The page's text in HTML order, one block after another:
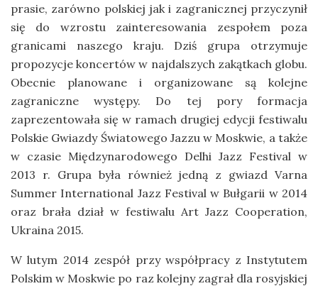
prasie, zarówno polskiej jak i zagranicznej przyczynił
się do wzrostu zainteresowania zespołem poza
granicami naszego kraju. Dziś grupa otrzymuje
propozycje koncertów w najdalszych zakątkach globu.
Obecnie planowane i organizowane są kolejne
zagraniczne występy. Do tej pory formacja
zaprezentowała się w ramach drugiej edycji festiwalu
Polskie Gwiazdy Światowego Jazzu w Moskwie, a także
w czasie Międzynarodowego Delhi Jazz Festival w
2013 r. Grupa była również jedną z gwiazd Varna
Summer International Jazz Festival w Bułgarii w 2014
oraz brała dział w festiwalu Art Jazz Cooperation,
Ukraina 2015.
W lutym 2014 zespół przy współpracy z Instytutem
Polskim w Moskwie po raz kolejny zagrał dla rosyjskiej